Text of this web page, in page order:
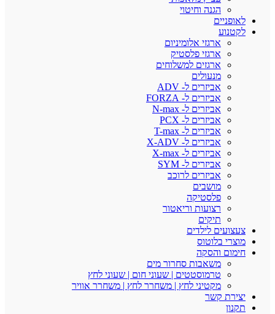
הגנה וחיטוי
לאופניים
לקטנוע
ארגזי אלומיניום
ארגזי פלסטיק
ארגזים למשלוחים
מנעולים
אביזרים ל- ADV
אביזרים ל- FORZA
אביזרים ל- N-max
אביזרים ל- PCX
אביזרים ל- T-max
אביזרים ל- X-ADV
אביזרים ל- X-max
אביזרים ל- SYM
אביזרים לרוכב
מושבים
פלסטיקה
רצועות וריאטור
תיקים
צעצועים לילדים
מוצרי בלוטוס
חימום והסקה
משאבות סחרור מים
טרמוסטטים | שעוני חום | שעוני לחץ
מקטיני לחץ | משחרר לחץ | משחרר אוויר
יצירת קשר
תקנון